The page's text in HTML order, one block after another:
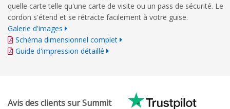
quelle carte telle qu'une carte de visite ou un pass de sécurité. Le
cordon s'étend et se rétracte facilement à votre guise.
Galerie d'images
Schéma dimensionnel complet
Guide d'impression détaillé
Avis des clients sur Summit